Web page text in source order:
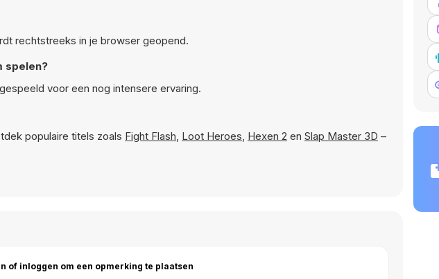
rechtstreeks in je browser geopend.
spelen?
voor een nog intensere ervaring.
populaire titels zoals Fight Flash, Loot Heroes, Hexen 2 en Slap Master 3D –
of inloggen om een opmerking te plaatsen